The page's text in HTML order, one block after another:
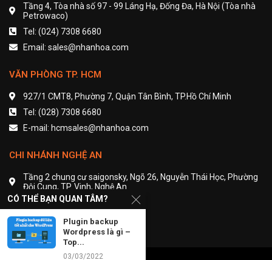
Tầng 4, Tòa nhà số 97 - 99 Láng Hạ, Đống Đa, Hà Nội (Tòa nhà
Petrowaco)
Tel: (024) 7308 6680
Email: sales@nhanhoa.com
VĂN PHÒNG TP. HCM
927/1 CMT8, Phường 7, Quận Tân Bình, TP.Hồ Chí Minh
Tel: (028) 7308 6680
E-mail: hcmsales@nhanhoa.com
CHI NHÁNH NGHỆ AN
Tầng 2 chung cư saigonsky, Ngõ 26, Nguyễn Thái Học, Phường
Đội Cung, TP. Vinh, Nghệ An
Tel: (024) 7308 6680 - nhánh 6
Email: contact@nhanhoa.com
CÓ THỂ BẠN QUAN TÂM?
Plugin backup
Wordpress là gì –
Top...
03/03/2022